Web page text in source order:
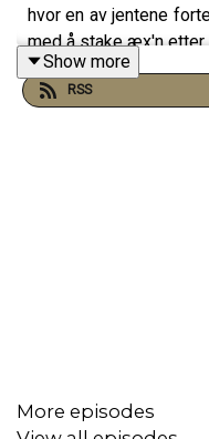
hvor en av jentene
med å stake æx'n
skulle få .. paniske
Show more
RSS
More episodes